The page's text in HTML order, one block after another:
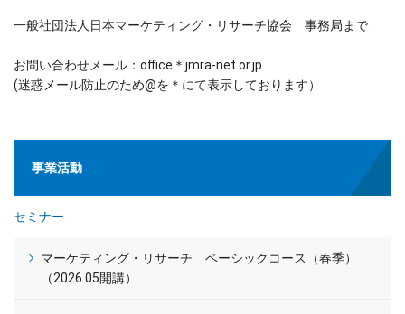
一般社団法人日本マーケティング・リサーチ協会 事務局まで
お問い合わせメール：office＊jmra-net.or.jp
(迷惑メール防止のため@を＊にて表示しております）
事業活動
セミナー
マーケティング・リサーチ ベーシックコース（春季）
（2026.05開講）